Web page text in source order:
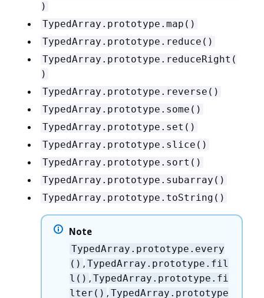
)
TypedArray.prototype.map()
TypedArray.prototype.reduce()
TypedArray.prototype.reduceRight(
)
TypedArray.prototype.reverse()
TypedArray.prototype.some()
TypedArray.prototype.set()
TypedArray.prototype.slice()
TypedArray.prototype.sort()
TypedArray.prototype.subarray()
TypedArray.prototype.toString()
Note
TypedArray.prototype.every
() , TypedArray.prototype.fil
l() , TypedArray.prototype.fi
lter() , TypedArray.prototype